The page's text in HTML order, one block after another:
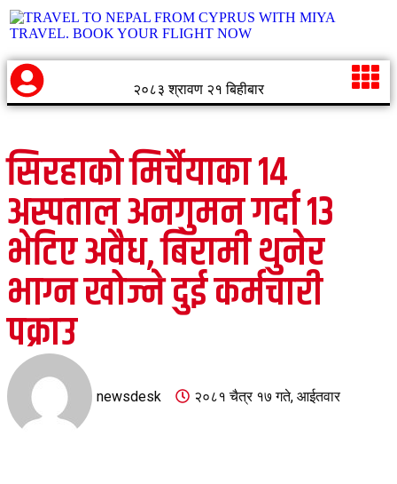
२०८३ श्रावण २१ बिहीबार
सिरहाको मिर्चैयाका १४
अस्पताल अनगुमन गर्दा १३
भेटिए अवैध, बिरामी थुनेर
भाग्न खोज्ने दुई कर्मचारी
पक्राउ
newsdesk २०८१ चैत्र १७ गते, आईतवार